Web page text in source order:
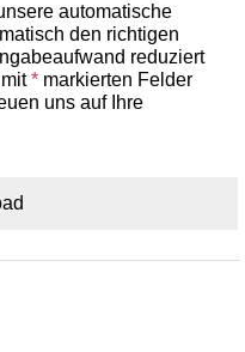
automatische
den richtigen
reduziert
mit* markierten Felder
uns auf Ihre